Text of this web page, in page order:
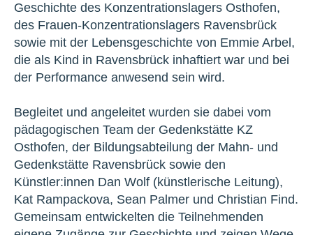
Geschichte des Konzentrationslagers Osthofen,
des Frauen-Konzentrationslagers Ravensbrück
sowie mit der Lebensgeschichte von Emmie Arbel,
die als Kind in Ravensbrück inhaftiert war und bei
der Performance anwesend sein wird.
Begleitet und angeleitet wurden sie dabei vom
pädagogischen Team der Gedenkstätte KZ
Osthofen, der Bildungsabteilung der Mahn- und
Gedenkstätte Ravensbrück sowie den
Künstler:innen Dan Wolf (künstlerische Leitung),
Kat Rampackova, Sean Palmer und Christian Find.
Gemeinsam entwickelten die Teilnehmenden